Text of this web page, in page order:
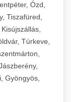
Ózd,
Tiszafüred,
Túrkeve,
Gyöngyös,